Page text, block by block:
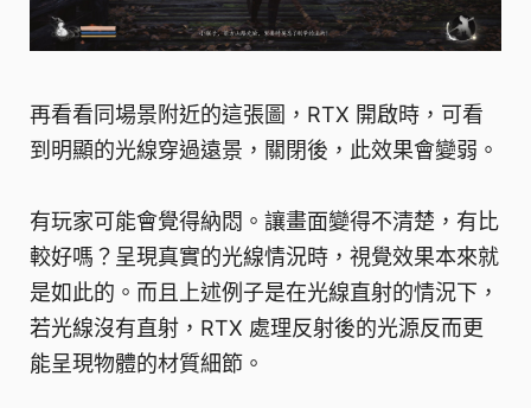
再看看同場景附近的這張圖，RTX 開啟時，可看
到明顯的光線穿過遠景，關閉後，此效果會變弱。
有玩家可能會覺得納悶。讓畫面變得不清楚，有比
較好嗎？呈現真實的光線情況時，視覺效果本來就
是如此的。而且上述例子是在光線直射的情況下，
若光線沒有直射，RTX 處理反射後的光源反而更
能呈現物體的材質細節。